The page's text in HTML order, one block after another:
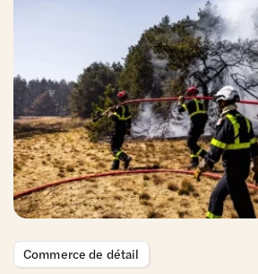
Commerce de détail